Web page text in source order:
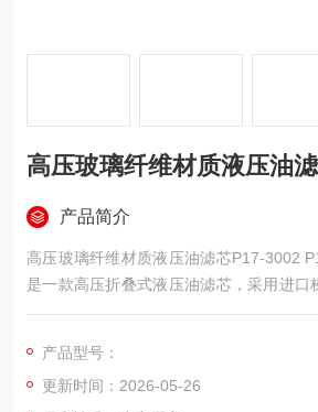
高压玻璃纤维材质液压油
产品简介
高压玻璃纤维材质液压油滤芯P17-3002
是一款高压折叠式液压油滤芯，采用进口
径约 68mm、长度约 150mm，过滤精度
冶金、工程机械、高压泵站等中高压液压
滤除油液中的细微金属颗粒、氧化杂质及胶
产品型号：
更新时间：2026-05-26